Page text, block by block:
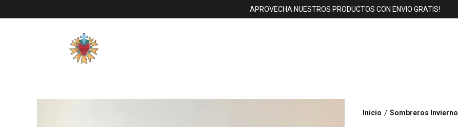
APROVECHA NUESTROS PRODUCTOS CON ENVIO GRATIS!
Inicio / Sombreros Invierno